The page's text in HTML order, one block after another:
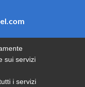
sui servizi
i servizi